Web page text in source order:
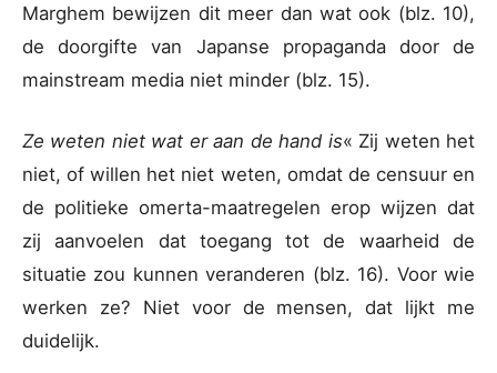
Marghem bewijzen dit meer dan wat ook (blz. 10),
de doorgifte van Japanse propaganda door de
mainstream media niet minder (blz. 15).
Ze weten niet wat er aan de hand is« Zij weten het
niet, of willen het niet weten, omdat de censuur en
de politieke omerta-maatregelen erop wijzen dat
zij aanvoelen dat toegang tot de waarheid de
situatie zou kunnen veranderen (blz. 16). Voor wie
werken ze? Niet voor de mensen, dat lijkt me
duidelijk.